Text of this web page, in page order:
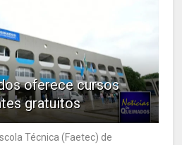
oferece cursos
gratuitos
Técnica (Faetec) de